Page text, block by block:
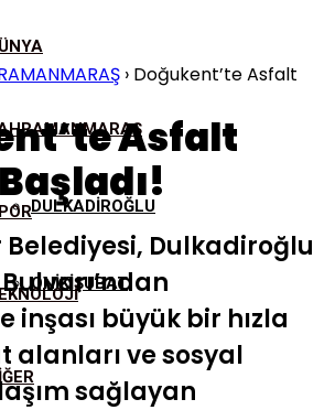
DULKADİROĞLU
ONİKİŞUBAT
› Doğukent’te Asfalt
Asfalt
Belediyesi, Dulkadiroğlu
inşası büyük bir hızla
alanları ve sosyal
sağlayan